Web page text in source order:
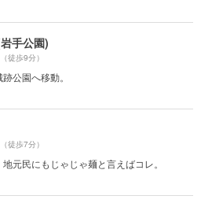
手公園)
（徒歩9分）
公園へ移動。
（徒歩7分）
元民にもじゃじゃ麺と言えばコレ。